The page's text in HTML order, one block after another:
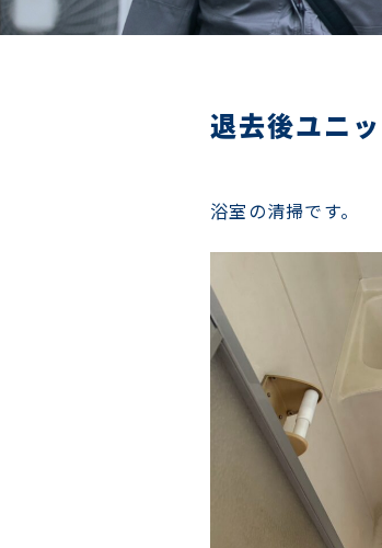
退去後ユニ
浴室の清掃です。